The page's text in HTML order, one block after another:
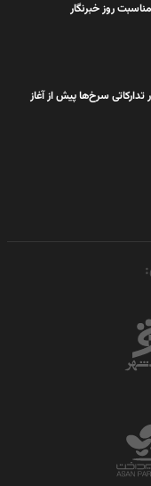
روز خبرنگار
سرخ‌ها پیش از آغاز